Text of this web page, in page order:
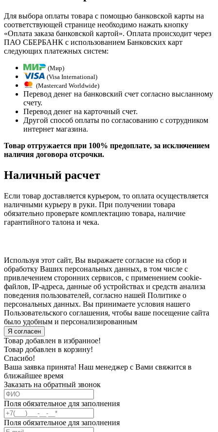
Для выбора оплаты товара с помощью банковской карты на
соответствующей странице необходимо нажать кнопку
«Оплата заказа банковской картой». Оплата происходит через
ПАО СБЕРБАНК с использованием Банковских карт
следующих платежных систем:
(Мир)
(Visa International)
(Mastercard Worldwide)
Перевод денег на банковский счет согласно высланному
счету.
Перевод денег на карточный счет.
Другой способ оплаты по согласованию с сотрудником
интернет магазина.
Товар отгружается при 100% предоплате, за исключением
наличия договора отсрочки.
Наличный расчет
Если товар доставляется курьером, то оплата осуществляется
наличными курьеру в руки. При получении товара
обязательно проверьте комплектацию товара, наличие
гарантийного талона и чека.
Используя этот сайт, Вы выражаете согласие на сбор и
обработку Ваших персональных данных, в том числе с
привлечением сторонних сервисов, с применением cookie-
файлов, IP-адреса, данные об устройствах и средств анализа
поведения пользователей, согласно нашей Политике о
персональных данных. Вы принимаете условия нашего
Пользовательского соглашения, чтобы ваше посещение сайта
было удобным и персонализированным
Я согласен
Товар добавлен в избранное!
Товар добавлен в корзину!
Спасибо!
Ваша заявка принята! Наш менеджер с Вами свяжится в
ближайшее время
Заказать на обратный звонок
Поля обязательное для заполнения
Поля обязательное для заполнения